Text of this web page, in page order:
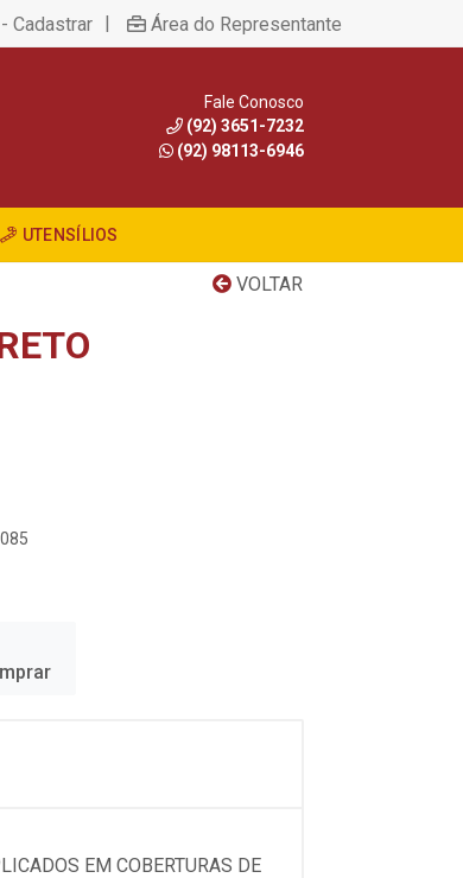
Cadastrar | Área do Representante
Fale Conosco
(92) 3651-7232
(92) 98113-6946
UTENSÍLIOS
VOLTAR
EM COBERTURAS DE